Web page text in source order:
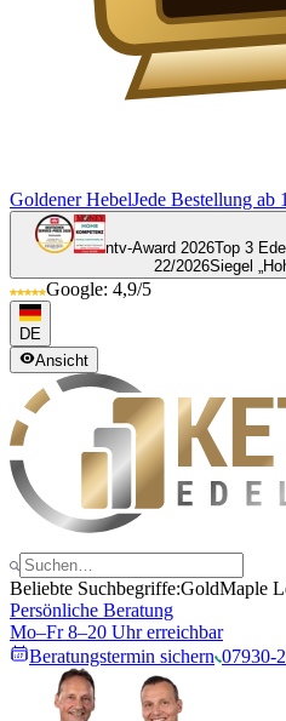
Goldener HebelJede Bestellung ab
ntv-Award 2026Top 3
22/2026Siegel
Google: 4,9/5
DE
Ansicht
Beliebte Suchbegriffe:GoldMaple
Persönliche Beratung
Mo–Fr 8–20 Uhr erreichbar
Beratungstermin sichern 07930-